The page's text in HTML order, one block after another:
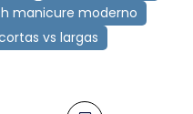
manicure moderno
vs largas